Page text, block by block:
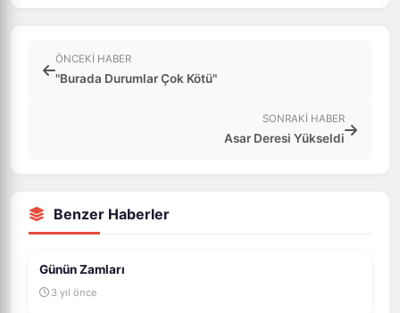
ÖNCEKI HABER
"Burada Durumlar Çok Kötü"
SONRAKI HABER
Asar Deresi Yükseldi
Benzer Haberler
Günün Zamları
3 yıl önce